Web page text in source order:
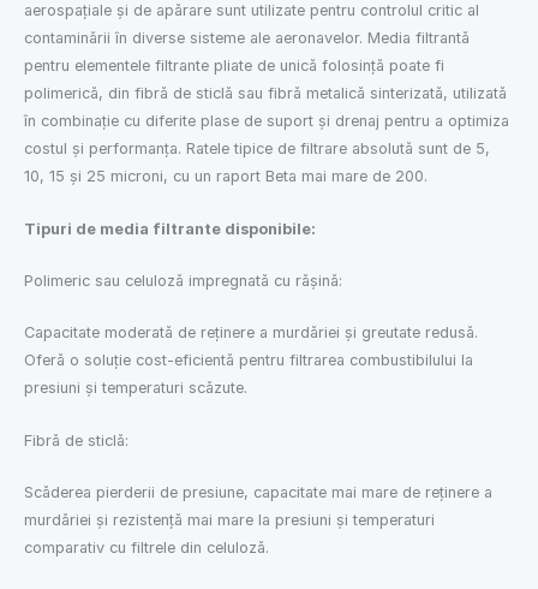
aerospațiale și de apărare sunt utilizate pentru controlul critic al
contaminării în diverse sisteme ale aeronavelor. Media filtrantă
pentru elementele filtrante pliate de unică folosință poate fi
polimerică, din fibră de sticlă sau fibră metalică sinterizată, utilizată
în combinație cu diferite plase de suport și drenaj pentru a optimiza
costul și performanța. Ratele tipice de filtrare absolută sunt de 5,
10, 15 și 25 microni, cu un raport Beta mai mare de 200.
Tipuri de media filtrante disponibile:
Polimeric sau celuloză impregnată cu rășină:
Capacitate moderată de reținere a murdăriei și greutate redusă.
Oferă o soluție cost-eficientă pentru filtrarea combustibilului la
presiuni și temperaturi scăzute.
Fibră de sticlă:
Scăderea pierderii de presiune, capacitate mai mare de reținere a
murdăriei și rezistență mai mare la presiuni și temperaturi
comparativ cu filtrele din celuloză.